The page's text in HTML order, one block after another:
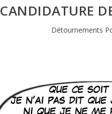
CANDIDATURE
Détournements